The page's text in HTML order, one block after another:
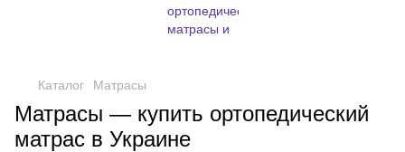
Каталог Матрасы
Матрасы — купить ортопедический
матрас в Украине